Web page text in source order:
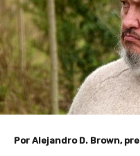
Por Alejandro D. Brown,